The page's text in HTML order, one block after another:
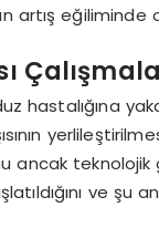
artış eğiliminde
hastalığına
ancak teknolojik
ve şu